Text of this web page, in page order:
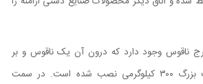
ناقوس وجود دارد که درون آن یک ناقوس و بر
طبقه دیگرش یک ساعت بزرگ ۳۰۰ کیلوگرمی نصب شده است. در سمت